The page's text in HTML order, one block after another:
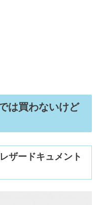
は買わないけど
ザードキュメント